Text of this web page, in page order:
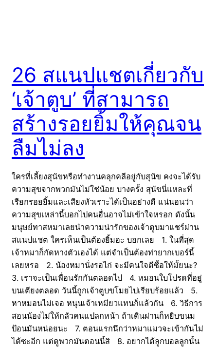
26 สแนปแชตเกี่ยวกับ
‘เจ้าตูบ’ ที่สามารถ
สร้างรอยยิ้มให้คุณจน
ลืมไม่ลง
ใครที่เลี้ยงสุนัขหรือทำงานคลุกคลีอยู่กับสุนัข คงจะได้รับ
ความสุขจากพวกมันไม่ใช่น้อย บางครั้ง สุนัขนี่แหละที่
เรียกรอยยิ้มและเสียงหัวเราะได้เป็นอย่างดี แน่นอนว่า
ความสุขเหล่านี้บอกไปคนอื่นอาจไม่เข้าใจหรอก ดังนั้น
มนุษย์ทาสหมาเลยนำความน่ารักของเจ้าตูบมาแชร์ผ่าน
สแนปแชต ใครเห็นเป็นต้องยิ้มอะ บอกเลย 1. ในที่สุด
เจ้าหมาก็กัดหางตัวเองได้ แต่จำเป็นต้องท่ายากเบอร์นี้
เลยหรอ 2. น้องหมานั่งรอไก่ จะมีคนใจดีซื้อให้มั้ยนะ?
3. เราจะเป็นเพื่อนรักกันตลอดไป 4. หมอนใบโปรดที่อยู่
บนเตียงตลอด วันนี้ถูกเจ้าตูบขโมยไปเรียบร้อยแล้ว 5.
หาหมอนไม่เจอ หนุนเจ้าเหมียวแทนก็แล้วกัน 6. วิธีการ
สอนน้องไม่ให้กลัวคนแปลกหน้า ถ้าเดินผ่านก็หยิบขนม
ป้อนมันหน่อยนะ 7. ตอนแรกนึกว่าหมาแมวจะเข้ากันไม่
ได้ซะอีก แต่ดูพวกมันตอนนี้สิ 8. อยากได้ลูกบอลลูกนั้น